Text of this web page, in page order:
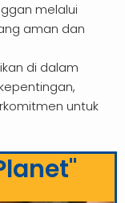
melalui
aman dan
di dalam
untuk